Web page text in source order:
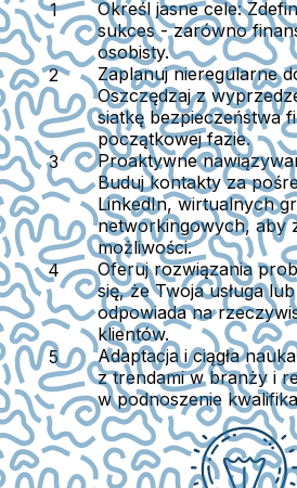
Określ jasne cele:
sukces - zarówno
osobisty.
Zaplanuj nieregularne
Oszczędzaj z
siatkę bezpieczeństwa
początkowej fazie.
Proaktywne
Buduj kontakty za
LinkedIn, wirtualnych
networkingowych, aby
możliwości.
Oferuj rozwiązania
się, że Twoja usługa
odpowiada na
klientów.
Adaptacja i ciągła
z trendami w branży i
w podnoszenie